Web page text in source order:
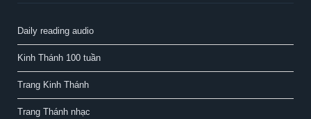
Daily reading audio
Kinh Thánh 100 tuần
Trang Kinh Thánh
Trang Thánh nhạc